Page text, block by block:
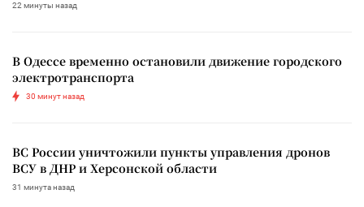
22 минуты назад
В Одессе временно остановили движение городского
электротранспорта
30 минут назад
ВС России уничтожили пункты управления дронов
ВСУ в ДНР и Херсонской области
31 минута назад